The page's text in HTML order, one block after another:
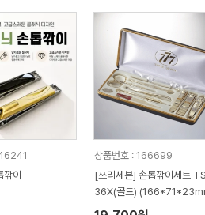
이
상품번호 : 166699
[쓰리세븐] 손톱깎이세트
36X(골드)